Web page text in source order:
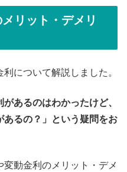
リット・デメリ
について解説しました。
があるのはわかったけど、
あるの？」という疑問をお
動金利のメリット・デメ